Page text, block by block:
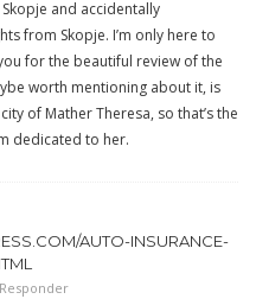
and accidentally
from Skopje. I’m only here to
for the beautiful review of the
worth mentioning about it, is
of Mather Theresa, so that’s the
dedicated to her.
AUTO-INSURANCE-
Responder